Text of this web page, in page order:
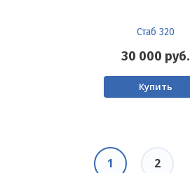
Стаб 320
30 000 руб.
Купить
Текущая
1 Page
2